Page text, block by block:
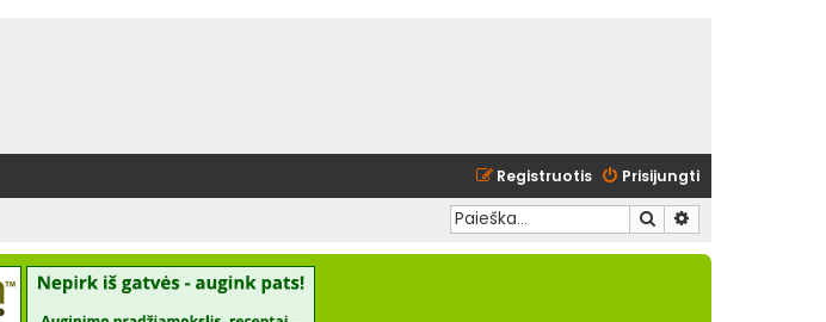
Prisijungti
Registruotis
Ieškoti